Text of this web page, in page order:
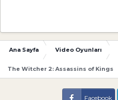
Ana Sayfa Video Oyunları
The Witcher 2: Assassins of Kings
Facebook